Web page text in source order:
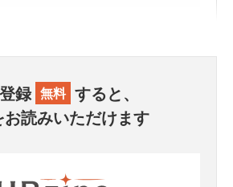
録 無料 すると、
読みいただけます